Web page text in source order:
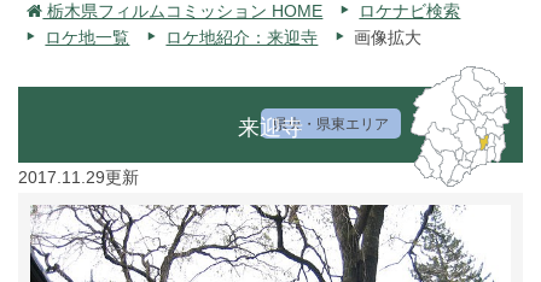
栃木県フィルムコミッション HOME
ロケナビ検索
ロケ地一覧
ロケ地紹介：来迎寺 画像拡大
来迎寺県央・県東エリア
2017.11.29更新